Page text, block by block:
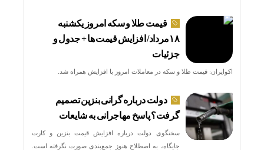
قیمت طلا و سکه امروز یکشنبه
۱۸مرداد/ افزایش قیمت ها + جدول و
جزئیات
اکوایران: قیمت طلا و سکه در معاملات امروز با افزایش همراه شد.
دولت درباره گرانی بنزین تصمیم
گرفت؟ پاسخ مهاجرانی به شایعات
سخنگوی دولت درباره افزایش قیمت بنزین و کارت
جایگاه، به اصطلاح هنوز جمع‌بندی صورت نگرفته است.